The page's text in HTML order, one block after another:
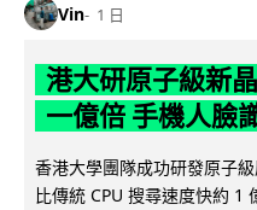
Vin 1 日
港大研原子級新
一億倍 手機人臉
香港大學團隊成功研發原子
比傳統 CPU 搜尋速度快約 1